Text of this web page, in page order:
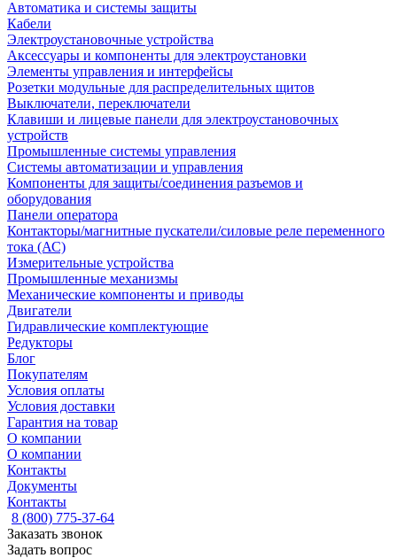
Автоматика и системы защиты
Кабели
Электроустановочные устройства
Аксессуары и компоненты для электроустановки
Элементы управления и интерфейсы
Розетки модульные для распределительных щитов
Выключатели, переключатели
Клавиши и лицевые панели для электроустановочных
устройств
Промышленные системы управления
Системы автоматизации и управления
Компоненты для защиты/соединения разъемов и
оборудования
Панели оператора
Контакторы/магнитные пускатели/силовые реле переменного
тока (АС)
Измерительные устройства
Промышленные механизмы
Механические компоненты и приводы
Двигатели
Гидравлические комплектующие
Редукторы
Блог
Покупателям
Условия оплаты
Условия доставки
Гарантия на товар
О компании
О компании
Контакты
Документы
Контакты
8 (800) 775-37-64
Заказать звонок
Задать вопрос